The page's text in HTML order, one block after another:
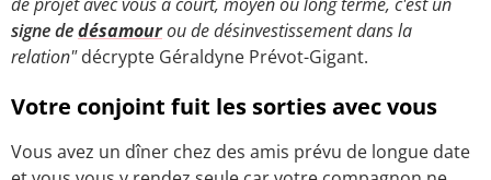
signe dedésamourou de désinvestissement dans la
relation"décrypte Géraldyne Prévot-Gigant.
Votre conjoint fuit les sorties avec vous
Vous avez un dîner chez des amis prévu de longue date